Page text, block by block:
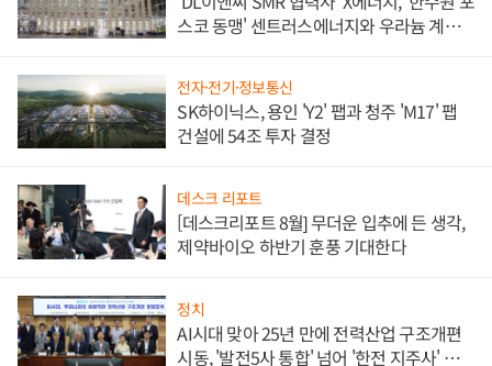
스코 동맹' 센트러스에너지와 우라늄 계약
전자·전기·정보통신
SK하이닉스, 용인 'Y2' 팹과 청주 'M17' 팹
건설에 54조 투자 결정
데스크 리포트
[데스크리포트 8월] 무더운 입추에 든 생각,
제약바이오 하반기 훈풍 기대한다
정치
AI시대 맞아 25년 만에 전력산업 구조개편
시동, '발전5사 통합' 넘어 '한전 지주사' 재편